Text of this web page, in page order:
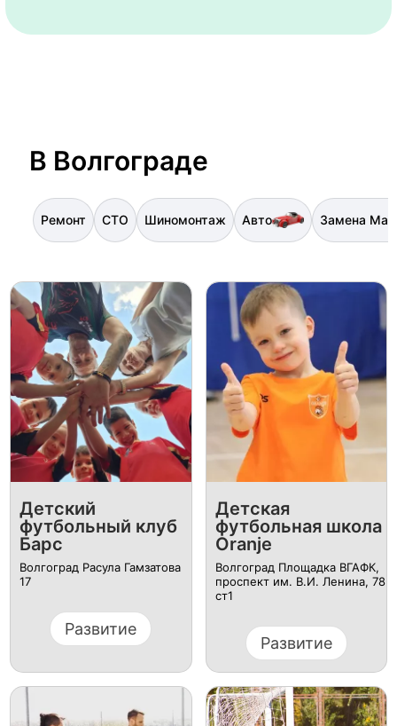
В Волгограде
Ремонт СТО Шиномонтаж Авто Замена
Детский
футбольный клуб
Барс
Волгоград Расула Гамзатова
17
Развитие
Детская
футбольная школа
Oranje
Волгоград Площадка ВГАФК,
проспект им. В.И. Ленина, 78
ст1
Развитие